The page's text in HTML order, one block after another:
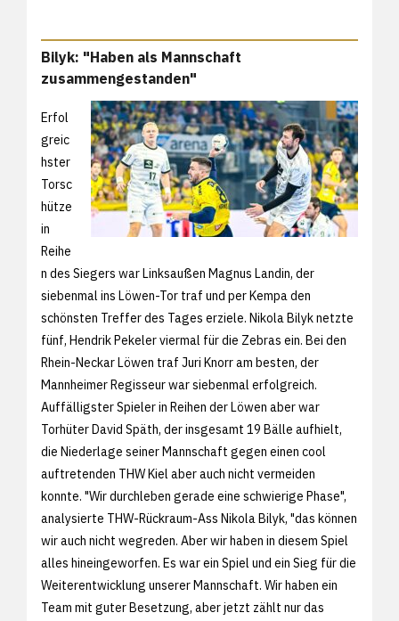
Bilyk: "Haben als Mannschaft
zusammengestanden"
Erfol
greic
hster
Torsc
hütze
in
Reihe
n des Siegers war Linksaußen Magnus Landin, der
siebenmal ins Löwen-Tor traf und per Kempa den
schönsten Treffer des Tages erziele. Nikola Bilyk netzte
fünf, Hendrik Pekeler viermal für die Zebras ein. Bei den
Rhein-Neckar Löwen traf Juri Knorr am besten, der
Mannheimer Regisseur war siebenmal erfolgreich.
Auffälligster Spieler in Reihen der Löwen aber war
Torhüter David Späth, der insgesamt 19 Bälle aufhielt,
die Niederlage seiner Mannschaft gegen einen cool
auftretenden THW Kiel aber auch nicht vermeiden
konnte. "Wir durchleben gerade eine schwierige Phase",
analysierte THW-Rückraum-Ass Nikola Bilyk, "das können
wir auch nicht wegreden. Aber wir haben in diesem Spiel
alles hineingeworfen. Es war ein Spiel und ein Sieg für die
Weiterentwicklung unserer Mannschaft. Wir haben ein
Team mit guter Besetzung, aber jetzt zählt nur das